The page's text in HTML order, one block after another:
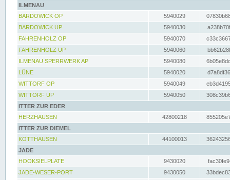
ILMENAU
BARDOWICK OP
5940029
BARDOWICK UP
5940030
FAHRENHOLZ OP
5940070
FAHRENHOLZ UP
5940060
ILMENAU SPERRWERK AP
5940080
LÜNE
5940020
WITTORF OP
5940049
WITTORF UP
5940050
ITTER ZUR EDER
HERZHAUSEN
42800218
ITTER ZUR DIEMEL
KOTTHAUSEN
44100013
JADE
HOOKSIELPLATE
9430020
JADE-WESER-PORT
9430050